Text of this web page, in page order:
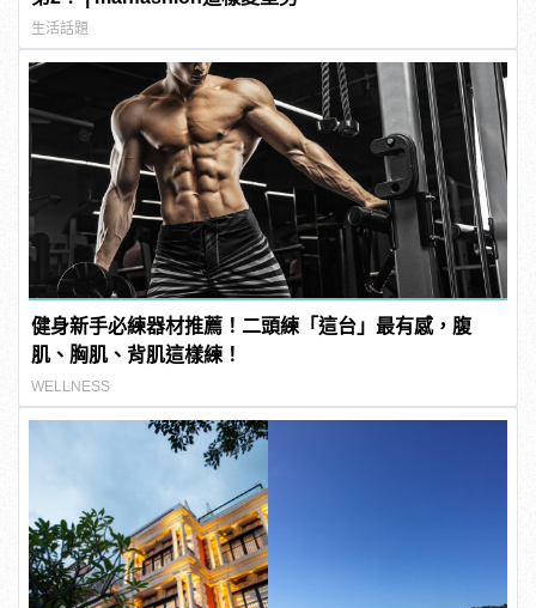
生活話題
健身新手必練器材推薦！二頭練「這台」最有感，腹
肌、胸肌、背肌這樣練！
WELLNESS